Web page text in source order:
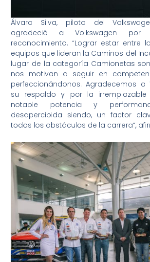
Álvaro Silva, piloto del
agradeció a Volkswagen
reconocimiento. “Lograr estar entre
equipos que lideran la Caminos del
lugar de la categoría Camionetas
nos motivan a seguir en
perfeccionándonos. Agradecemos a
su respaldo y por la irremplazable
notable potencia y
desapercibida siendo, un factor
todos los obstáculos de la carrera”,